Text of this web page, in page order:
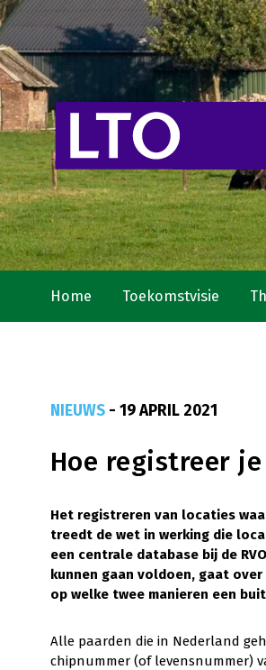
Home Toekomstvisie
NIEUWS- 19 APRIL 2021
Hoe registreer
Het registreren van locaties
treedt de wet in werking die
een centrale database bij de
kunnen gaan voldoen, gaat
op welke twee manieren een
Alle paarden die in Nederland
chipnummer (of levensnummer)